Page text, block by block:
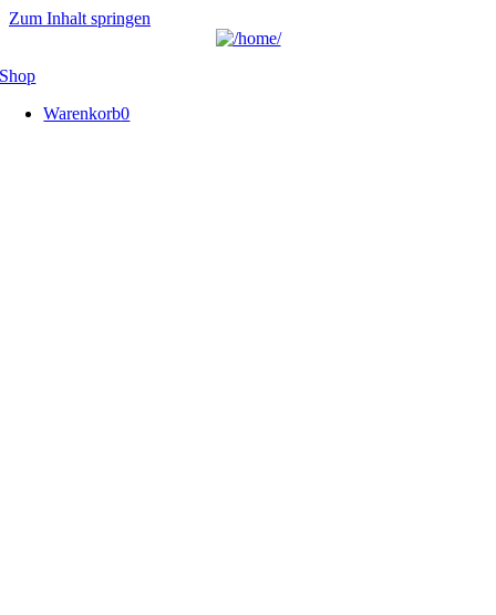
Zum Inhalt springen
Shop
Warenkorb0